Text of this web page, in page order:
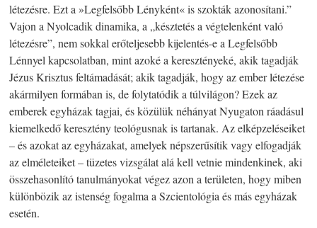
létezésre. Ezt a »Legfelsőbb Lényként« is szokták azonosítani.”
Vajon a Nyolcadik dinamika, a „késztetés a végtelenként való
létezésre”, nem sokkal erőteljesebb kijelentés-e a Legfelsőbb
Lénnyel kapcsolatban, mint azoké a keresztényeké, akik tagadják
Jézus Krisztus feltámadását; akik tagadják, hogy az ember létezése
akármilyen formában is, de folytatódik a túlvilágon? Ezek az
emberek egyházak tagjai, és közülük néhányat Nyugaton ráadásul
kiemelkedő keresztény teológusnak is tartanak. Az elképzeléseiket
– és azokat az egyházakat, amelyek népszerűsítik vagy elfogadják
az elméleteiket – tüzetes vizsgálat alá kell vetnie mindenkinek, aki
összehasonlító tanulmányokat végez azon a területen, hogy miben
különbözik az istenség fogalma a Szcientológia és más egyházak
esetén.